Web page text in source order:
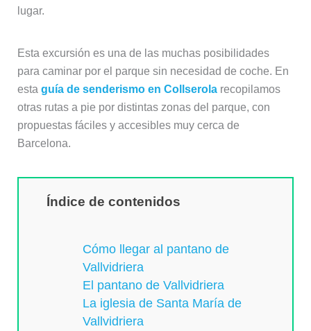
lugar.
Esta excursión es una de las muchas posibilidades
para caminar por el parque sin necesidad de coche. En
esta guía de senderismo en Collserolarecopilamos
otras rutas a pie por distintas zonas del parque, con
propuestas fáciles y accesibles muy cerca de
Barcelona.
Índice de contenidos
Cómo llegar al pantano de
Vallvidriera
El pantano de Vallvidriera
La iglesia de Santa María de
Vallvidriera